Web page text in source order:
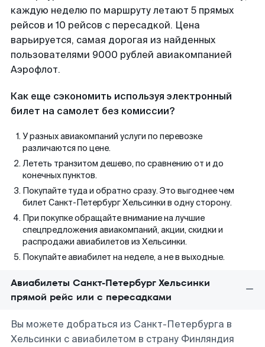
каждую неделю по маршруту летают 5 прямых
рейсов и 10 рейсов с пересадкой. Цена
варьируется, самая дорогая из найденных
пользователями 9000 рублей авиакомпанией
Аэрофлот.
Как еще сэкономить используя электронный
билет на самолет без комиссии?
У разных авиакомпаний услуги по перевозке
различаются по цене.
Лететь транзитом дешево, по сравнению от и до
конечных пунктов.
Покупайте туда и обратно сразу. Это выгоднее чем
билет Санкт-Петербург Хельсинки в одну сторону.
При покупке обращайте внимание на лучшие
спецпредложения авиакомпаний, акции, скидки и
распродажи авиабилетов из Хельсинки.
Покупайте авиабилет на неделе, а не в выходные.
Авиабилеты Санкт-Петербург Хельсинки
прямой рейс или с пересадками
Вы можете добраться из Санкт-Петербурга в
Хельсинки с авиабилетом в страну Финляндия